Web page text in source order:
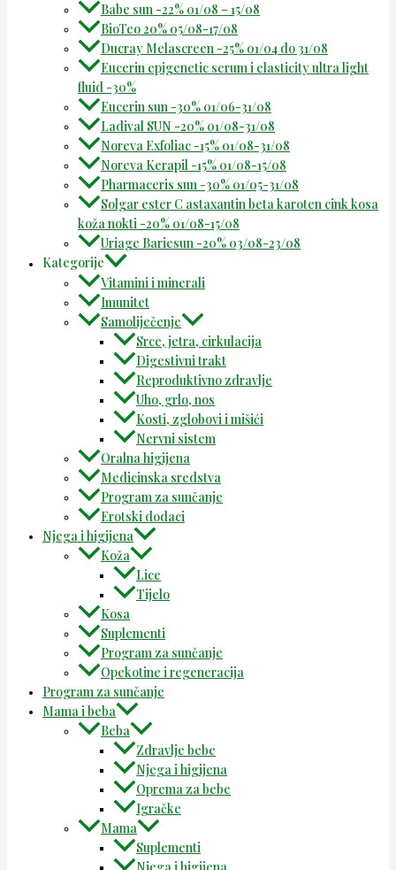
Babe sun -22% 01/08 – 15/08
BioTeo 20% 05/08-17/08
Ducray Melascreen -25% 01/04 do 31/08
Eucerin epigenetic serum i elasticity ultra light
fluid -30%
Eucerin sun -30% 01/06-31/08
Ladival SUN -20% 01/08-31/08
Noreva Exfoliac -15% 01/08-31/08
Noreva Kerapil -15% 01/08-15/08
Pharmaceris sun -30% 01/05-31/08
Solgar ester C astaxantin beta karoten cink kosa
koža nokti -20% 01/08-15/08
Uriage Bariesun -20% 03/08-23/08
Kategorije
Vitamini i minerali
Imunitet
Samoliječenje
Srce, jetra, cirkulacija
Digestivni trakt
Reproduktivno zdravlje
Uho, grlo, nos
Kosti, zglobovi i mišići
Nervni sistem
Oralna higijena
Medicinska sredstva
Program za sunčanje
Erotski dodaci
Njega i higijena
Koža
Lice
Tijelo
Kosa
Suplementi
Program za sunčanje
Opekotine i regeneracija
Program za sunčanje
Mama i beba
Beba
Zdravlje bebe
Njega i higijena
Oprema za bebe
Igračke
Mama
Suplementi